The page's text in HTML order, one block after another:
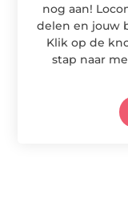
nog aan!
delen en jouw
Klik op de
stap naar